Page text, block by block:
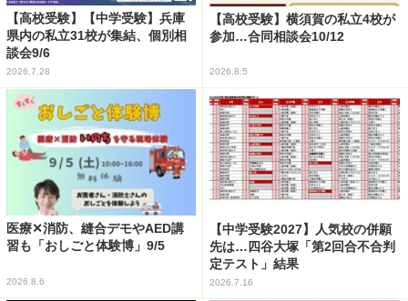
【高校受験】【中学受験】兵庫
県内の私立31校が集結、個別相
談会9/6
2026.7.28
【高校受験】横須賀の私立4校が
参加…合同相談会10/12
2026.8.5
医療✕消防、縫合デモやAED講
習も「おしごと体験博」9/5
2026.8.6
【中学受験2027】人気校の併願
先は…四谷大塚「第2回合不合判
定テスト」結果
2026.7.16